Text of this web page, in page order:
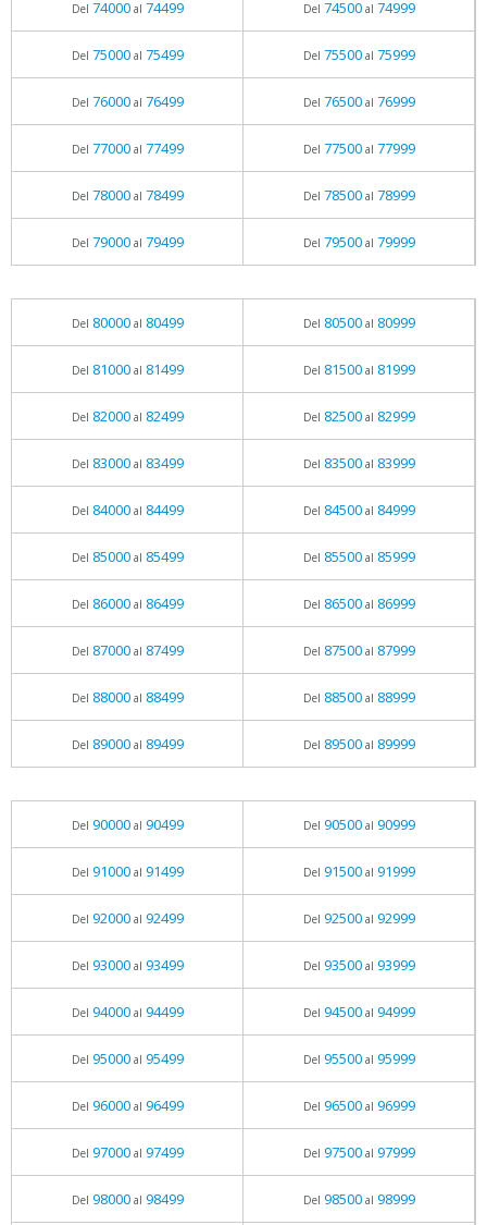
Del 74000al 74499 Del 74500al 74999
Del 75000al 75499 Del 75500al 75999
Del 76000al 76499 Del 76500al 76999
Del 77000al 77499 Del 77500al 77999
Del 78000al 78499 Del 78500al 78999
Del 79000al 79499 Del 79500al 79999
Del 80000al 80499 Del 80500al 80999
Del 81000al 81499 Del 81500al 81999
Del 82000al 82499 Del 82500al 82999
Del 83000al 83499 Del 83500al 83999
Del 84000al 84499 Del 84500al 84999
Del 85000al 85499 Del 85500al 85999
Del 86000al 86499 Del 86500al 86999
Del 87000al 87499 Del 87500al 87999
Del 88000al 88499 Del 88500al 88999
Del 89000al 89499 Del 89500al 89999
Del 90000al 90499 Del 90500al 90999
Del 91000al 91499 Del 91500al 91999
Del 92000al 92499 Del 92500al 92999
Del 93000al 93499 Del 93500al 93999
Del 94000al 94499 Del 94500al 94999
Del 95000al 95499 Del 95500al 95999
Del 96000al 96499 Del 96500al 96999
Del 97000al 97499 Del 97500al 97999
Del 98000al 98499 Del 98500al 98999